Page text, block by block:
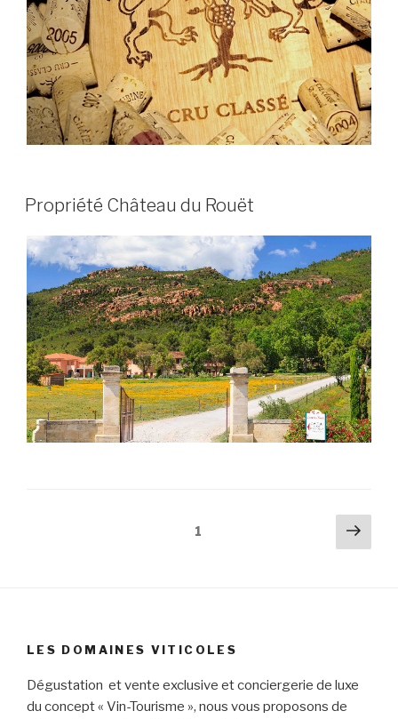
PUBLIÉ
LE
Propriété Château du Rouët
1
LES DOMAINES VITICOLES
Dégustation et vente exclusive et conciergerie de luxe
du concept « Vin-Tourisme », nous vous proposons de